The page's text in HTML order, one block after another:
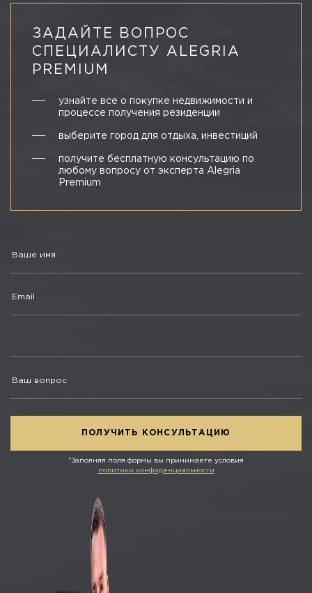
ЗАДАЙТЕ ВОПРОС
СПЕЦИАЛИСТУ ALEGRIA
PREMIUM
узнайте все о покупке недвижимости и
процессе получения резиденции
выберите город для отдыха, инвестиций
получите бесплатную консультацию по
любому вопросу от эксперта Alegria
Premium
*Заполняя поля формы вы принимаете условия
политики конфиденциальности